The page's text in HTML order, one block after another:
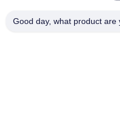
Good day, what product are